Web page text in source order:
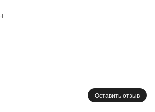
за пределы России. При этом
фактуры, разнообразие
радости до
Оставить отзыв